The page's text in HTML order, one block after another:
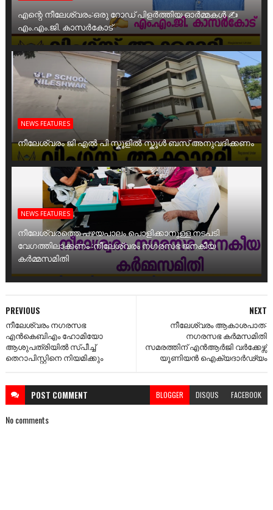
എന്റെ നീലേശ്വരം:ഒരു റോഡ് പിളർത്തിയ ഓർമ്മകൾ ✍️
എം.എം.ജി. കാസർകോട്
NEWS FEATURES
നീലേശ്വരം ജി എൽ പി സ്കൂളിൽ സ്കൂൾ ബസ് അനുവദിക്കണം
NEWS FEATURES
നീലേശ്വരത്തെ പഴയപാലം പൊളിക്കാനുള്ള നടപടി
വേഗത്തിലാക്കണം :നീലേശ്വരം നഗരസഭ ജനകീയ
കർമ്മസമിതി
NEXT
നീലേശ്വരം ആകാശപാത:
നഗരസഭ കർമസമിതി
സമരത്തിന് എൻആർജി വർക്കേഴ്സ്
യൂണിയൻ ഐക്യദാർഢ്യം
PREVIOUS
നീലേശ്വരം നഗരസഭ
എൻകെബിഎം ഹോമിയോ
ആശുപത്രിയിൽ സ്പീച്ച്
തെറാപിസ്റ്റിനെ നിയമിക്കും
POST COMMENT BLOGGER DISQUS FACEBOOK
No comments